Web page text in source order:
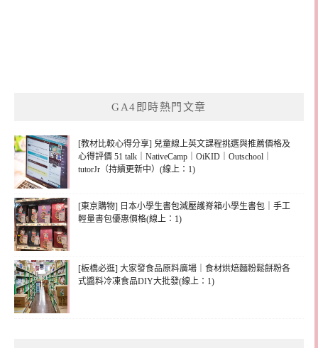
GA4即時熱門文章
[教材比較心得分享] 兒童線上英文課程挑選與推薦價格及
心得評價 51 talk｜NativeCamp｜OiKID｜Outschool｜
tutorJr（持續更新中）(線上：1)
[東京購物] 日本小學生書包減壓護脊箱小學生書包｜手工
輕量書包優惠價格(線上：1)
[板橋必逛] 大家發食品原料廣場｜食材烘焙麵粉鬆餅粉各
式醬料冷凍食品DIY大批發(線上：1)